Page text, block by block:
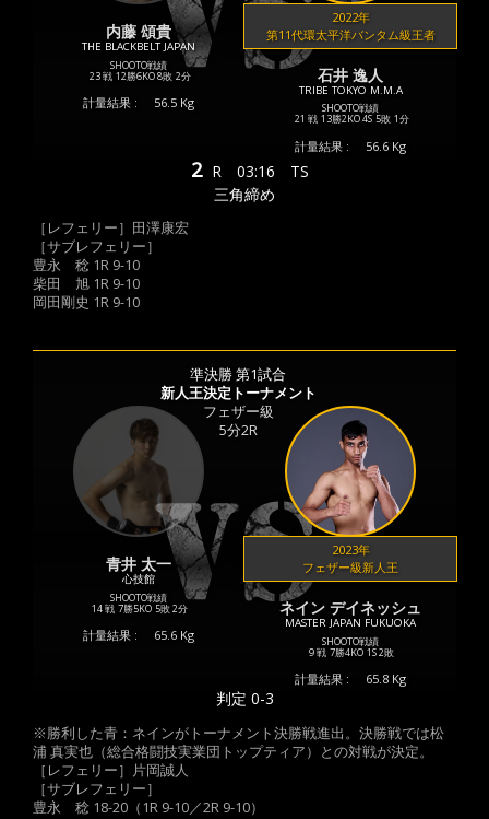
内藤 頌貴
THE BLACKBELT JAPAN
SHOOTO戦績
23 戦 12勝6KO 8敗 2分
計量結果 : 56.5 Kg
2022年
第11代環太平洋バンタム級王者
石井 逸人
TRIBE TOKYO M.M.A
SHOOTO戦績
21 戦 13勝2KO 4S 5敗 1分
計量結果 : 56.6 Kg
2 R 03:16
TS
三角締め
［レフェリー］田澤康宏
［サブレフェリー］
豊永 稔 1R 9-10
柴田 旭 1R 9-10
岡田剛史 1R 9-10
準決勝 第1試合
新人王決定トーナメント
フェザー級
5分2R
青井 太一
心技館
SHOOTO戦績
14 戦 7勝5KO 5敗 2分
計量結果 : 65.6 Kg
2023年
フェザー級新人王
ネイン デイネッシュ
MASTER JAPAN FUKUOKA
SHOOTO戦績
9 戦 7勝4KO 1S 2敗
計量結果 : 65.8 Kg
判定 0-3
※勝利した青：ネインがトーナメント決勝戦進出。決勝戦では松
浦 真実也（総合格闘技実業団トップティア）との対戦が決定。
［レフェリー］片岡誠人
［サブレフェリー］
豊永 稔 18-20（1R 9-10／2R 9-10）